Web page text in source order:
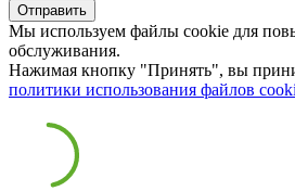
Мы используем файлы cookie для
обслуживания.
Нажимая кнопку "Принять", вы
политики использования файлов